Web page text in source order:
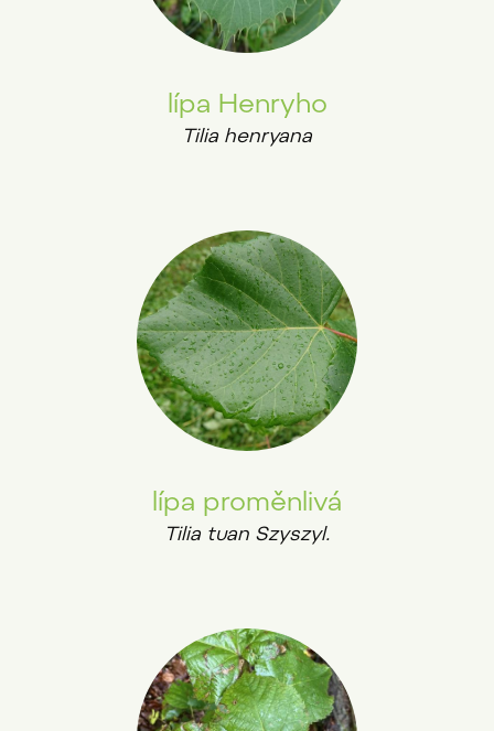
lípa Henryho
Tilia henryana
lípa proměnlivá
Tilia tuan Szyszyl.